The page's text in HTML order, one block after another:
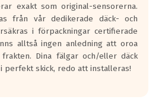
exakt som original-sensorerna.
från vår dedikerade däck- och
i förpackningar certifierade
alltså ingen anledning att oroa
Dina fälgar och/eller däck
perfekt skick, redo att installeras!